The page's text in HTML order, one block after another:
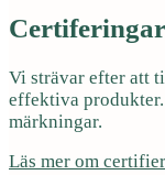
Vi strävar efter att
effektiva
märkningar.
Läs mer om